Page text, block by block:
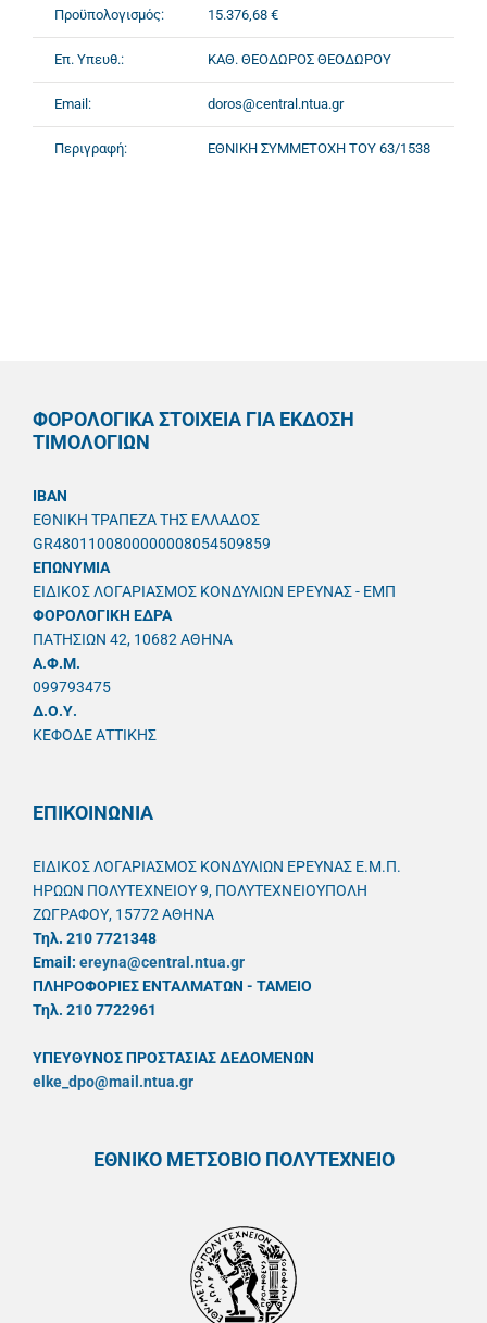
Προϋπολογισμός: 15.376,68 €
Επ. Υπευθ.: ΚΑΘ. ΘΕΟΔΩΡΟΣ ΘΕΟΔΩΡΟΥ
Email: doros@central.ntua.gr
Περιγραφή: ΕΘΝΙΚΗ ΣΥΜΜΕΤΟΧΗ ΤΟΥ 63/1538
ΦΟΡΟΛΟΓΙΚΑ ΣΤΟΙΧΕΙΑ ΓΙΑ ΕΚΔΟΣΗ
ΤΙΜΟΛΟΓΙΩΝ
IBAN
ΕΘΝΙΚΗ ΤΡΑΠΕΖΑ ΤΗΣ ΕΛΛΑΔΟΣ
GR4801100800000008054509859
ΕΠΩΝΥΜΙΑ
ΕΙΔΙΚΟΣ ΛΟΓΑΡΙΑΣΜΟΣ ΚΟΝΔΥΛΙΩΝ ΕΡΕΥΝΑΣ - ΕΜΠ
ΦΟΡΟΛΟΓΙΚΗ ΕΔΡΑ
ΠΑΤΗΣΙΩΝ 42, 10682 ΑΘΗΝΑ
A.Φ.Μ.
099793475
Δ.Ο.Υ.
ΚΕΦΟΔΕ ΑΤΤΙΚΗΣ
ΕΠΙΚΟΙΝΩΝΙΑ
ΕΙΔΙΚΟΣ ΛΟΓΑΡΙΑΣΜΟΣ ΚΟΝΔΥΛΙΩΝ ΕΡΕΥΝΑΣ Ε.Μ.Π.
ΗΡΩΩΝ ΠΟΛΥΤΕΧΝΕΙΟΥ 9, ΠΟΛΥΤΕΧΝΕΙΟΥΠΟΛΗ
ΖΩΓΡΑΦΟΥ, 15772 ΑΘΗΝΑ
Τηλ. 210 7721348
Email: ereyna@central.ntua.gr
ΠΛΗΡΟΦΟΡΙΕΣ ΕΝΤΑΛΜΑΤΩΝ - ΤΑΜΕΙΟ
Τηλ. 210 7722961
ΥΠΕΥΘYΝΟΣ ΠΡΟΣΤΑΣΙΑΣ ΔΕΔΟΜΕΝΩΝ
elke_dpo@mail.ntua.gr
ΕΘΝΙΚΟ ΜΕΤΣΟΒΙΟ ΠΟΛΥΤΕΧΝΕΙΟ